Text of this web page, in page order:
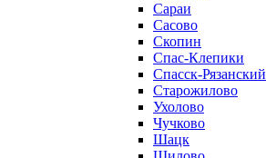
Сараи
Сасово
Скопин
Спас-Клепики
Спасск-Рязанский
Старожилово
Ухолово
Чучково
Шацк